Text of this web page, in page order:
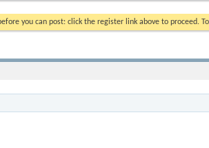
you can post: click the register link above to proceed.